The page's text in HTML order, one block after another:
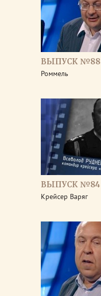
ВЫПУСК №88
Роммель
ВЫПУСК №84
Крейсер Варяг